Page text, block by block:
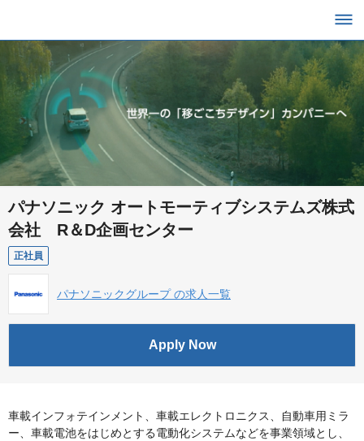
パナソニック オートモーティブシステムズ株式
会社 R＆D企画センター
正社員
パナソニックグループ の求人一覧
Apply Now
車載インフォテインメント、車載エレクトロニクス、自動車用ミラ
ー、車載電池をはじめとする電動化システムなどを事業領域とし、